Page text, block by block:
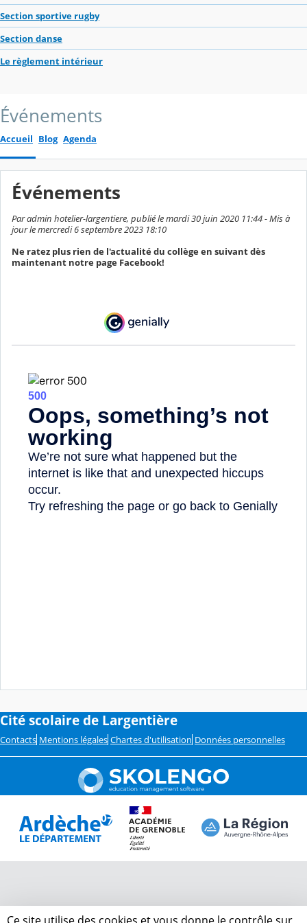
Section sportive rugby
Section danse
Le règlement intérieur
Événements
Accueil Blog Agenda
Événements
Par admin hotelier-largentiere, publié le mardi 30 juin 2020 11:44 - Mis à
jour le mercredi 6 septembre 2023 18:10
Ne ratez plus rien de l'actualité du collège en suivant dès
maintenant notre page Facebook!
Cité scolaire de Largentière
Contacts Mentions légales Chartes d'utilisation Données personnelles